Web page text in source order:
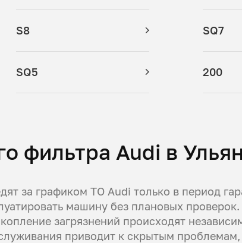
S8 SQ7
SQ5 200
фильтра Audi в
за графиком ТО Audi только в период
машину без плановых
загрязнений происходят
приводит к скрытым